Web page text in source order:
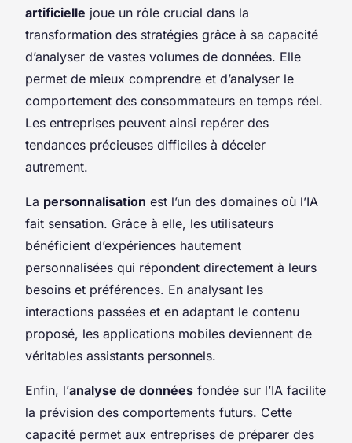
artificielle joue un rôle crucial dans la
transformation des stratégies grâce à sa capacité
d’analyser de vastes volumes de données. Elle
permet de mieux comprendre et d’analyser le
comportement des consommateurs en temps réel.
Les entreprises peuvent ainsi repérer des
tendances précieuses difficiles à déceler
autrement.
La personnalisation est l’un des domaines où l’IA
fait sensation. Grâce à elle, les utilisateurs
bénéficient d’expériences hautement
personnalisées qui répondent directement à leurs
besoins et préférences. En analysant les
interactions passées et en adaptant le contenu
proposé, les applications mobiles deviennent de
véritables assistants personnels.
Enfin, l’analyse de données fondée sur l’IA facilite
la prévision des comportements futurs. Cette
capacité permet aux entreprises de préparer des